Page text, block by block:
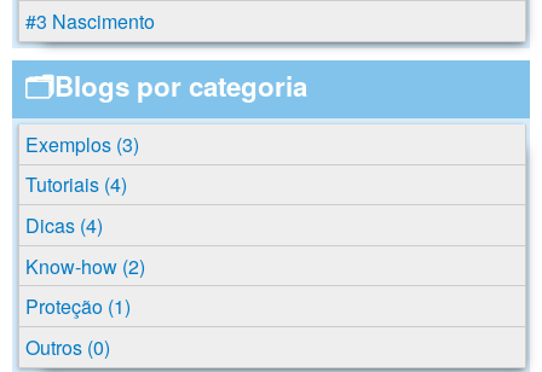
#3 Nascimento
🗂️Blogs por categoria
Exemplos (3)
Tutoriais (4)
Dicas (4)
Know-how (2)
Proteção (1)
Outros (0)